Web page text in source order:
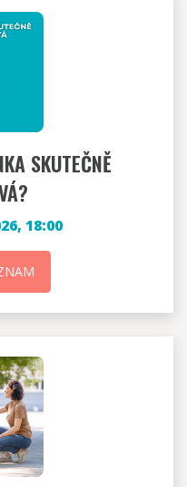
SKUTEČNĚ
18:00